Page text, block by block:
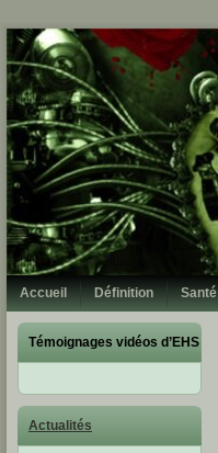
Accueil Définition Santé
Témoignages vidéos d’EHS
Actualités